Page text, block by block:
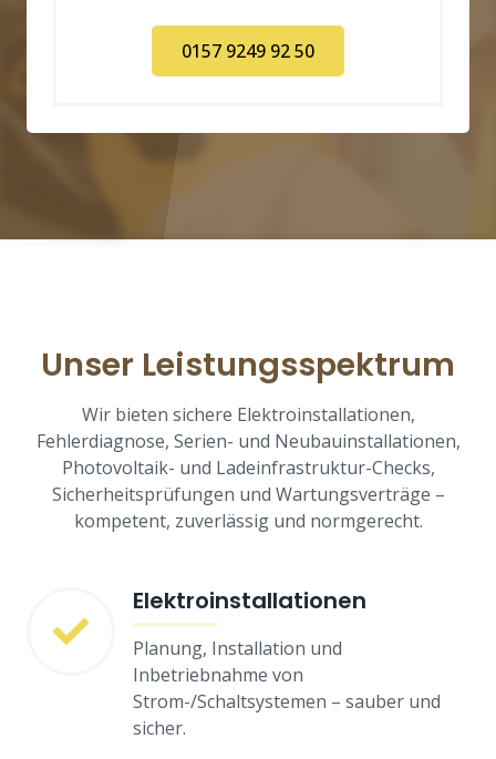
0157 9249 92 50
Unser Leistungsspektrum
Wir bieten sichere Elektroinstallationen,
Fehlerdiagnose, Serien- und Neubauinstallationen,
Photovoltaik- und Ladeinfrastruktur-Checks,
Sicherheitsprüfungen und Wartungsverträge –
kompetent, zuverlässig und normgerecht.
Elektroinstallationen
Planung, Installation und
Inbetriebnahme von
Strom-/Schaltsystemen – sauber und
sicher.